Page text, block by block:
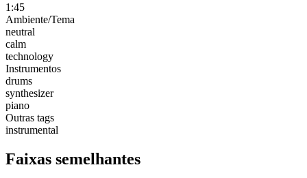
1:45
Ambiente/Tema
neutral
calm
technology
Instrumentos
drums
synthesizer
piano
Outras tags
instrumental
Faixas semelhantes